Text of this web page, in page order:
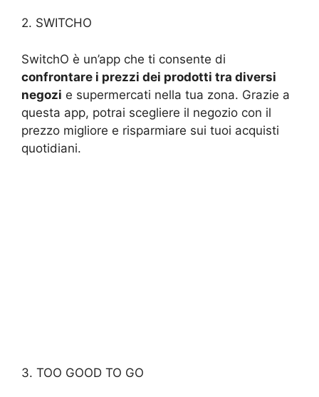
2. SWITCHO
SwitchO è un’app che ti consente di
confrontare i prezzi dei prodotti tra diversi
negozi e supermercati nella tua zona. Grazie a
questa app, potrai scegliere il negozio con il
prezzo migliore e risparmiare sui tuoi acquisti
quotidiani.
3. TOO GOOD TO GO